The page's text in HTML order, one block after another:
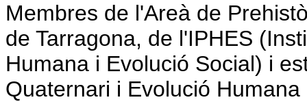
Membres de l'Areà de
de Tarragona, de l'IPHES
Humana i Evolució Social) i
Quaternari i Evolució